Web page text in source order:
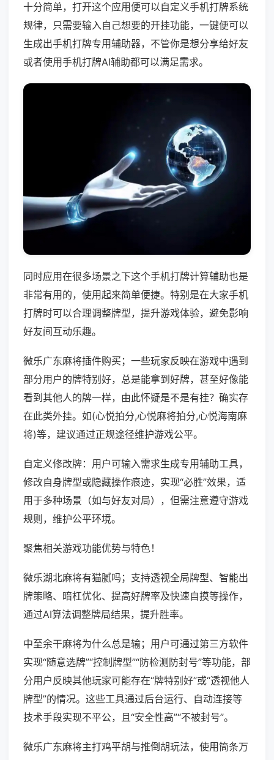
十分简单，打开这个应用便可以自定义手机打牌系统
规律，只需要输入自己想要的开挂功能，一键便可以
生成出手机打牌专用辅助器，不管你是想分享给好友
或者使用手机打牌AI辅助都可以满足需求。
同时应用在很多场景之下这个手机打牌计算辅助也是
非常有用的，使用起来简单便捷。特别是在大家手机
打牌时可以合理调整牌型，提升游戏体验，避免影响
好友间互动乐趣。
微乐广东麻将插件购买；一些玩家反映在游戏中遇到
部分用户的牌特别好，总是能拿到好牌，甚至好像能
看到其他人的牌一样，由此怀疑是不是有挂？确实存
在此类外挂。如(心悦拍分,心悦麻将拍分,心悦海南麻
将)等，建议通过正规途径维护游戏公平。
自定义修改牌：用户可输入需求生成专用辅助工具，
修改自身牌型或隐藏操作痕迹，实现“必胜”效果，适
用于多种场景（如与好友对局），但需注意遵守游戏
规则，维护公平环境。
聚焦相关游戏功能优势与特色！
微乐湖北麻将有猫腻吗；支持透视全局牌型、智能出
牌策略、暗杠优化、提高好牌率及快速自摸等操作，
通过AI算法调整牌局结果，提升胜率。
中至余干麻将为什么总是输；用户可通过第三方软件
实现“随意选牌”“控制牌型”“防检测防封号”等功能，部
分用户反映其他玩家可能存在“牌特别好”或“透视他人
牌型”的情况。这些工具通过后台运行、自动连接等
技术手段实现不平公，且“安全性高”“不被封号”。
微乐广东麻将主打鸡平胡与推倒胡玩法，使用筒条万